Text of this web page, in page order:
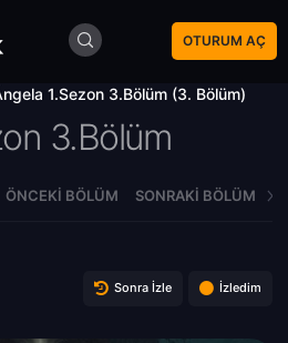
OTURUM AÇ
1.Sezon 3.Bölüm (3. Bölüm)
3.Bölüm
ÖNCEKI BÖLÜM SONRAKI BÖLÜM
Sonra İzle İzledim